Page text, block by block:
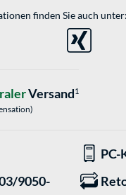
finden Sie auch unter:
Versand1
9050-